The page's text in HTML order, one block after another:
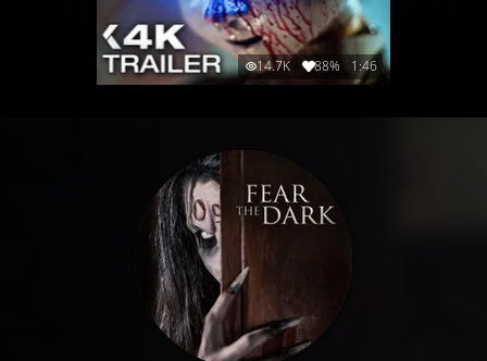
14.7K 88% 1:46